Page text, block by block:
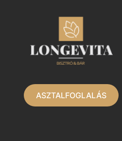
ASZTALFOGLALÁS